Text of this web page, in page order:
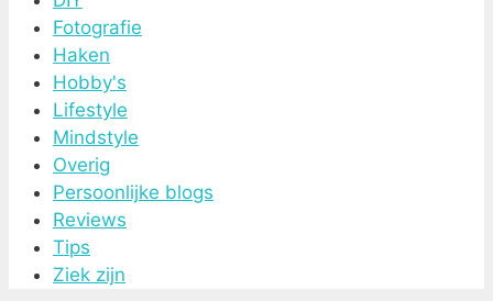
Fotografie
Haken
Hobby's
Lifestyle
Mindstyle
Overig
Persoonlijke blogs
Reviews
Tips
Ziek zijn